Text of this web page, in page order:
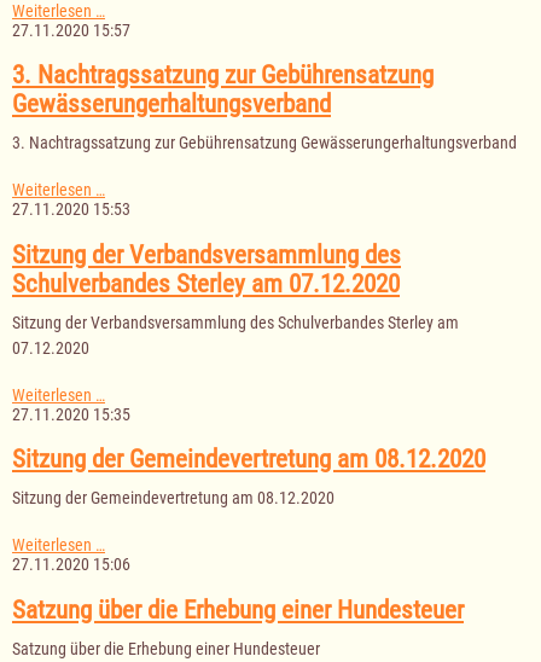
Weiterlesen …
für
Haushaltsjahr
2021
27.11.2020 15:57
3. Nachtragssatzung zur Gebührensatzung
Gewässerungerhaltungsverband
3. Nachtragssatzung zur Gebührensatzung Gewässerungerhaltungsverband
Weiterlesen …3.
Nachtragssatzung
Gebührensatzung
Gewässerungerhaltungsverband
27.11.2020 15:53
Sitzung der Verbandsversammlung des
Schulverbandes Sterley am 07.12.2020
Sitzung der Verbandsversammlung des Schulverbandes Sterley am
07.12.2020
Weiterlesen …
der
des
Schulverbandes
Sterley
am
27.11.2020 15:35
Sitzung der Gemeindevertretung am 08.12.2020
Sitzung der Gemeindevertretung am 08.12.2020
Weiterlesen …Sitzung
der
am
08.12.2020
27.11.2020 15:06
Satzung über die Erhebung einer Hundesteuer
Satzung über die Erhebung einer Hundesteuer